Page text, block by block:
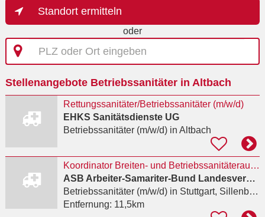
Standort ermitteln
oder
PLZ
oder
eingeben
Stellenangebote Betriebssanitäter in Altbach
Rettungssanitäter/Betriebssanitäter (m/w/d)
EHKS Sanitätsdienste UG
Betriebssanitäter (m/w/d)in Altbach
Koordinator Breiten- und Betriebssanitäterausbildung (w/m/d)
ASB Arbeiter-Samariter-Bund Landesverband Baden-Württemberg e.V.
Betriebssanitäter (m/w/d)in Stuttgart, Sillenbuch
Entfernung: 11,5km